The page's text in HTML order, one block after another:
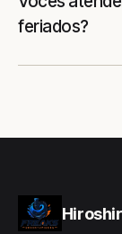
feriados?